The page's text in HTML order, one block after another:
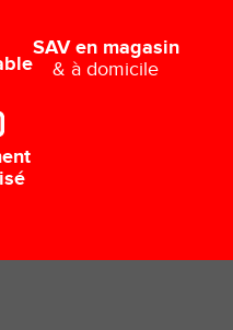
SAV en magasin
& à domicile